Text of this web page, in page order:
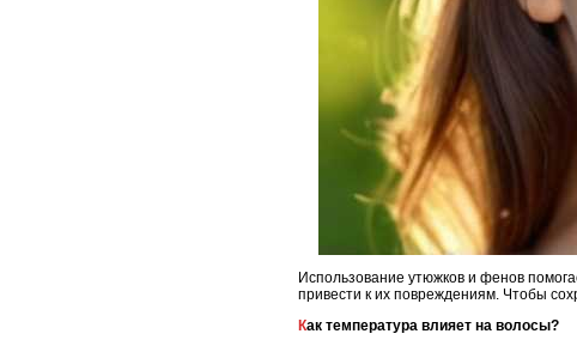
Использование утюжков и фенов
привести к их повреждениям. Чтобы
Как температура влияет на волосы?